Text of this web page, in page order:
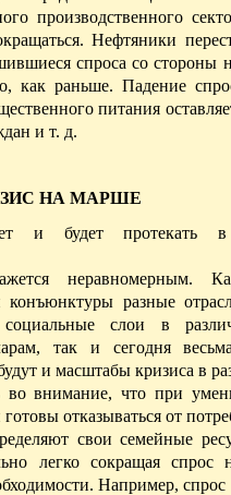
производственного
Нефтяники
спроса со стороны
как раньше. Падение
питания
и т. д.­
НА МАРШЕ
и будет протекать в
неравномерным.
конъюнктуры разные
слои в
так и сегодня
и масштабы кризиса в
во внимание, что при
отказываться от
свои семейные
легко сокращая
Например,